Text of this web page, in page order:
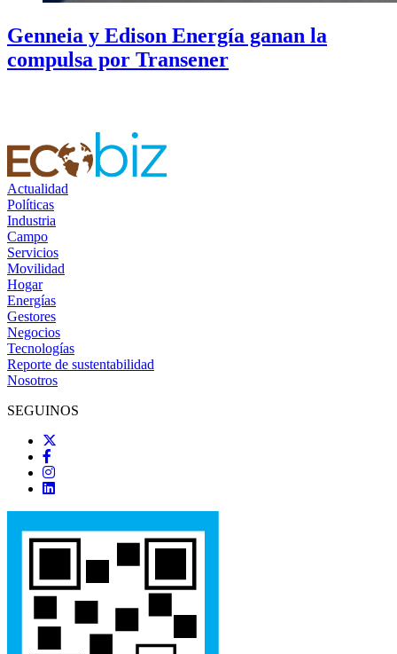
Genneia y Edison Energía ganan la
compulsa por Transener
Actualidad
Políticas
Industria
Campo
Servicios
Movilidad
Hogar
Energías
Gestores
Negocios
Tecnologías
Reporte de sustentabilidad
Nosotros
SEGUINOS